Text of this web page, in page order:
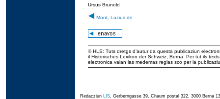
Ursus Brunold
Mont, Luzius de
© HLS: Tuts dretgs d’autur da questa publicaziun
il Historisches Lexikon der Schweiz, Berna. Per tut ils
electronica valan las medemas reglas sco per la
Redacziun LIS, Gerberngasse 39, Chaum postal 322, 3000 Berna